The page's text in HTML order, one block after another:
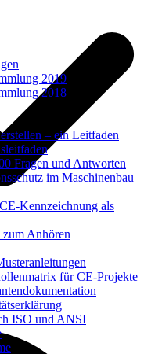
2019
2018
– ein Leitfaden
Fragen und Antworten
im Maschinenbau
Kennzeichnung als
zum Anhören
für CE-Projekte
ISO und ANSI